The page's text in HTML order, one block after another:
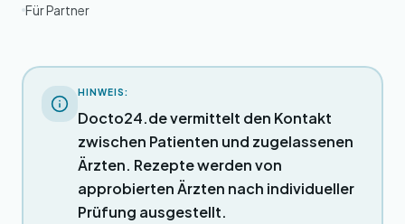
Für Partner
HINWEIS:
Docto24.de vermittelt den Kontakt
zwischen Patienten und zugelassenen
Ärzten. Rezepte werden von
approbierten Ärzten nach individueller
Prüfung ausgestellt.